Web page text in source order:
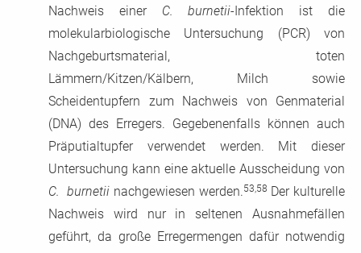
Nachweis einer C. burnetii-Infektion ist die
molekularbiologische Untersuchung (PCR) von
Nachgeburtsmaterial, toten
Lämmern/Kitzen/Kälbern, Milch sowie
Scheidentupfern zum Nachweis von Genmaterial
(DNA) des Erregers. Gegebenenfalls können auch
Präputialtupfer verwendet werden. Mit dieser
Untersuchung kann eine aktuelle Ausscheidung von
C. burnetii nachgewiesen werden. 53,58 Der kulturelle
Nachweis wird nur in seltenen Ausnahmefällen
geführt, da große Erregermengen dafür notwendig